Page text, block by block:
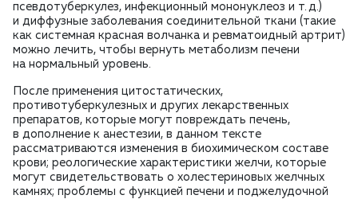
псевдотуберкулез, инфекционный мононуклеоз и т. д.)
и диффузные заболевания соединительной ткани (такие
как системная красная волчанка и ревматоидный артрит)
можно лечить, чтобы вернуть метаболизм печени
на нормальный уровень.
После применения цитостатических,
противотуберкулезных и других лекарственных
препаратов, которые могут повреждать печень,
в дополнение к анестезии, в данном тексте
рассматриваются изменения в биохимическом составе
крови; реологические характеристики желчи, которые
могут свидетельствовать о холестериновых желчных
камнях; проблемы с функцией печени и поджелудочной